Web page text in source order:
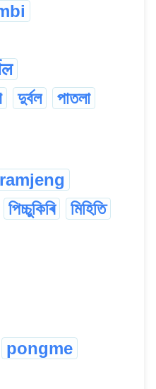
দুর্বল
পাতলা
ramjeng
পিচ্চুকিৰি
মিহিতি
pongme